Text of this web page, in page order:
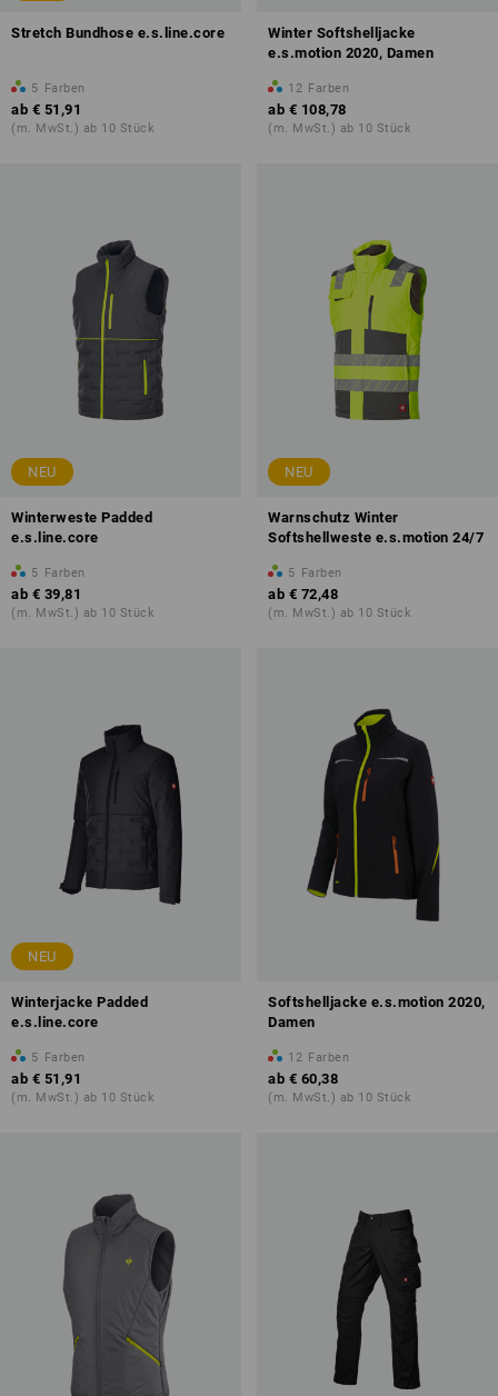
Stretch Bundhose e.s.line.core
5 Farben
ab € 51,91
(m. MwSt.) ab 10 Stück
Winter Softshelljacke
e.s.motion 2020, Damen
12 Farben
ab € 108,78
(m. MwSt.) ab 10 Stück
NEU
Winterweste Padded
e.s.line.core
5 Farben
ab € 39,81
(m. MwSt.) ab 10 Stück
NEU
Warnschutz Winter
Softshellweste e.s.motion 24/7
5 Farben
ab € 72,48
(m. MwSt.) ab 10 Stück
NEU
Winterjacke Padded
e.s.line.core
5 Farben
ab € 51,91
(m. MwSt.) ab 10 Stück
Softshelljacke e.s.motion 2020,
Damen
12 Farben
ab € 60,38
(m. MwSt.) ab 10 Stück